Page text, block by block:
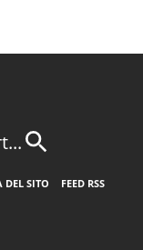
DEL SITO
FEED RSS